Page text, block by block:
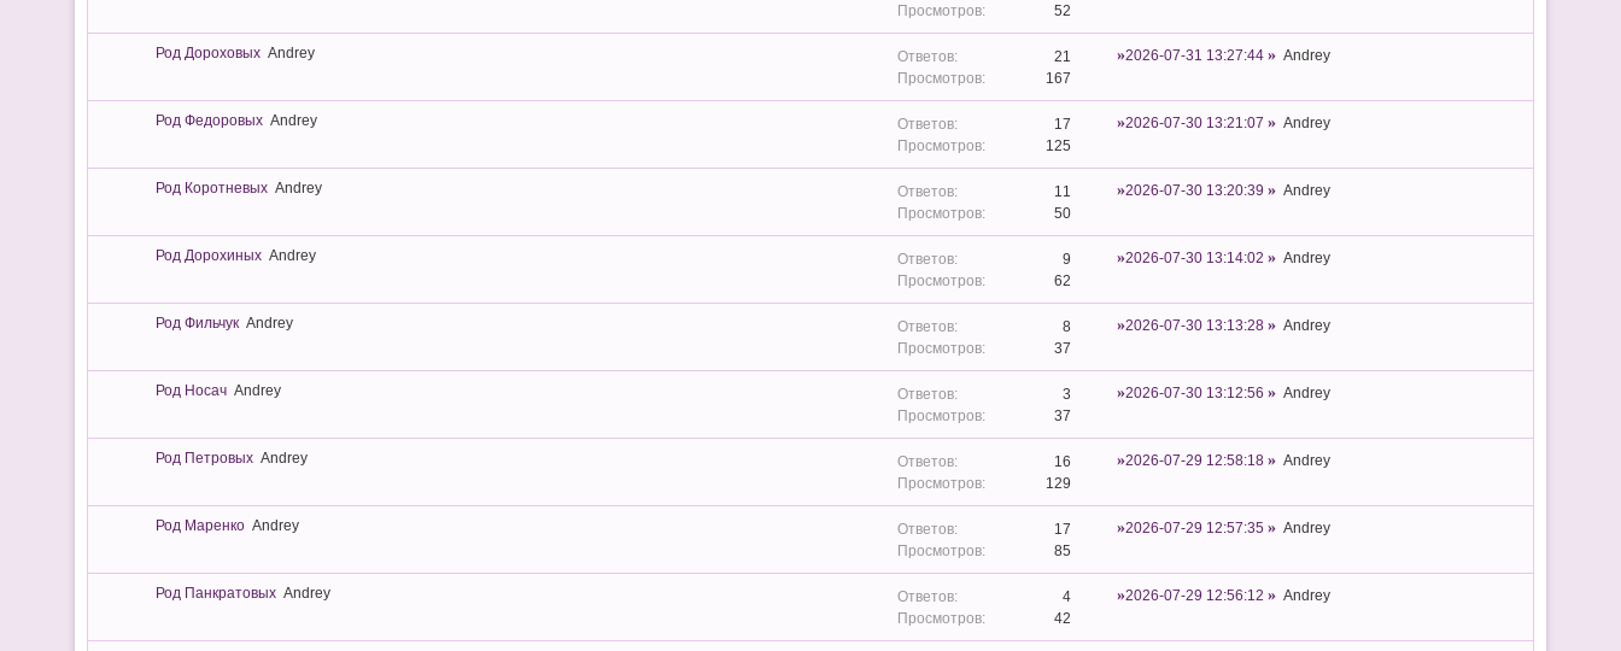
52
Род Дороховых Andrey
21
167
2026-07-31 13:27:44 Andrey
Род Федоровых Andrey
17
125
2026-07-30 13:21:07 Andrey
Род Коротневых Andrey
11
50
2026-07-30 13:20:39 Andrey
Род Дорохиных Andrey
9
62
2026-07-30 13:14:02 Andrey
Род Фильчук Andrey
8
37
2026-07-30 13:13:28 Andrey
Род Носач Andrey
3
37
2026-07-30 13:12:56 Andrey
Род Петровых Andrey
16
129
2026-07-29 12:58:18 Andrey
Род Маренко Andrey
17
85
2026-07-29 12:57:35 Andrey
Род Панкратовых Andrey
4
42
2026-07-29 12:56:12 Andrey